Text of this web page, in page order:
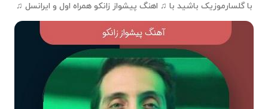
با گلسارموزیک باشید با ♫ اهنگ پیشواز زانکو همراه اول و ایرانسل ♫